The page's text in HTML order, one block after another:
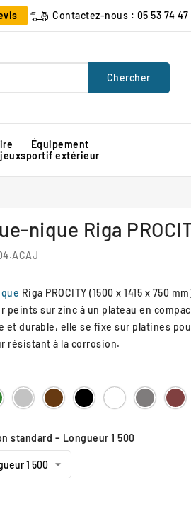
Contactez-nous : 05 53 74 47
Chercher
Équipement
sportif extérieur
nique Riga
Riga PROCITY (1500 x 1415 x 750
peints sur zinc à un plateau en
et durable, elle se fixe sur platines
résistant à la corrosion.
RAL
6005
RAL
7044
RAL
8017
RAL
9005
RAL
9010
Gris
Procity
standard – Longueur 1 500